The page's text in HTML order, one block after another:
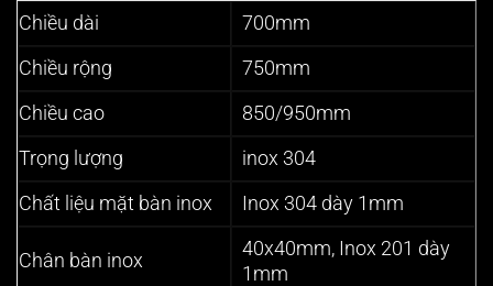
Chiều dài 700mm
Chiều rộng 750mm
Chiều cao 850/950mm
Trọng lượng inox 304
Chất liệu mặt bàn inox Inox 304 dày 1mm
Chân bàn inox
40x40mm, Inox 201 dày
1mm